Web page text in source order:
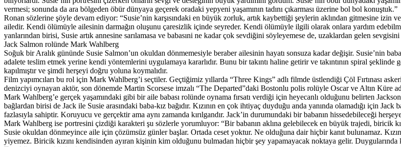
vermesi; sonunda da ara bölgeden öbür dünyaya geçerek oradaki yepyeni yaşamının tadını çıkarması üzerine bol bol konuştuk.”
Ronan sözlerine şöyle devam ediyor: “Susie’nin karşısındaki en büyük zorluk, artık kaybettiği şeylerin aklından gitmesine
ailedir. Kendi ölümüyle ailesinin darmağın oluşunu çaresizlik içinde seyreder. Kendi ölümüyle ilgili olarak onlara yardım
yanlarından birisi, Susie artık annesine sarılamasa ve babasıni ne kadar çok sevdiğini söyleyemese de, uzaklardan gelen
Jack Salmon rolünde Mark Wahlberg
Soğuk bir Aralık gününde Susie Salmon’un okuldan dönmemesiyle beraber ailesinin hayatı sonsuza kadar değişir. Susie’nin
adalete teslim etmek yerine kendi yöntemlerini uygulamaya kararlıdır. Bunu bir takıntı haline getirir ve takıntının spiral şeklinde
kapılmıştır ve şimdi herşeyi doğru yoluna koymalıdır.
Film yapımcıları bu rol için Mark Wahlberg’i seçtiler. Geçtiğimiz yıllarda “Three Kings” adlı filmde üstlendiği Çöl Fırtınası
denizciyi oynayan aktör, son dönemde Martin Scorsese imzalı “The Departed”daki Bostonlu polis rolüyle Oscar ve Altın Küre
Mark Wahlberg’e gerçek yaşamındaki gibi bir aile babası rolünde oynama fırsatı verdiği için heyecanlı olduğunu belirten
bağlardan birisi de Jack ile Susie arasındaki baba-kız bağıdır. Kızının en çok ihtiyaç duyduğu anda yanında olamadığı için
fazlasıyla sahiptir. Koruyucu ve gerçektir ama aynı zamanda kırılgandır. Jack’in durumundaki bir babanın hissedebileceği
Mark Wahlberg ise portresini çizdiği karakteri şu sözlerle yorumluyor: “Bir babanın aklına gelebilecek en büyük trajedi, biricik
Susie okuldan dönmeyince aile için çözümsüz günler başlar. Ortada ceset yoktur. Ne olduğuna dair hiçbir kanıt bulunamaz.
yiyemez. Biricik kızını kendisinden ayıran kişinin kim olduğunu bulmadan hiçbir şey yapamayacak noktaya gelir. Duygularında